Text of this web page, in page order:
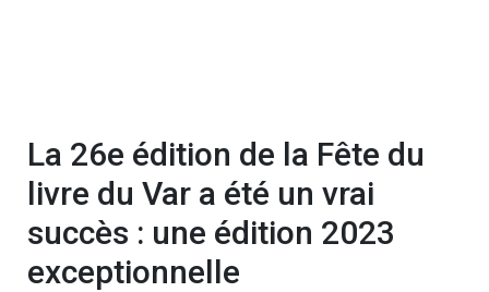
La 26e édition de la Fête du
livre du Var a été un vrai
succès : une édition 2023
exceptionnelle